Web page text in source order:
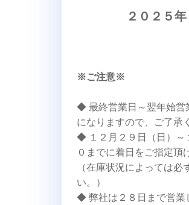
２０２５
※ご注意※
◆ 最終営業日～翌年始営
になりますので、ご了承
◆ １２月２９日（日）～
０までに着日をご指定頂
（在庫状況によっては
い。）
◆ 弊社は２８日まで営業